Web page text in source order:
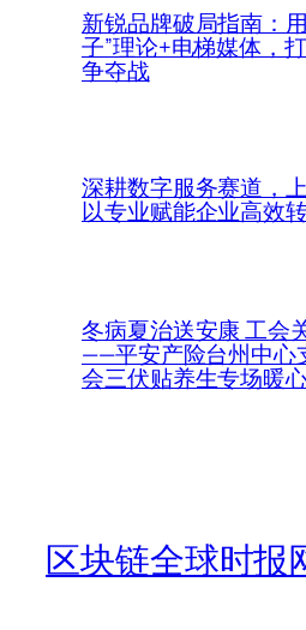
新锐品牌破局指南：
子”理论+电梯媒体，
争夺战
深耕数字服务赛道，
以专业赋能企业高效
冬病夏治送安康 工会
——平安产险台州中心
会三伏贴养生专场暖
区块链全球时报